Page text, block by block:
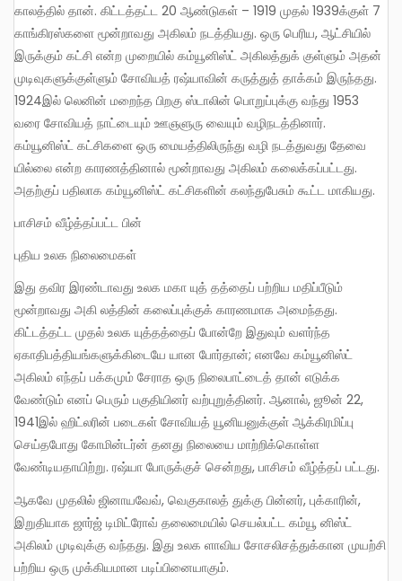
காலத்தில் தான். கிட்டத்தட்ட 20 ஆண்டுகள் – 1919 முதல் 1939க்குள் 7
காங்கிரஸ்களை மூன்றாவது அகிலம் நடத்தியது. ஒரு பெரிய, ஆட்சியில்
இருக்கும் கட்சி என்ற முறையில் கம்யூனிஸ்ட் அகிலத்துக் குள்ளும் அதன்
முடிவுகளுக்குள்ளும் சோவியத் ரஷ்யாவின் கருத்துத் தாக்கம் இருந்தது.
1924இல் லெனின் மறைந்த பிறகு ஸ்டாலின் பொறுப்புக்கு வந்து 1953
வரை சோவியத் நாட்டையும் ஊஞளுரு வையும் வழிநடத்தினார்.
கம்யூனிஸ்ட் கட்சிகளை ஒரு மையத்திலிருந்து வழி நடத்துவது தேவை
யில்லை என்ற காரணத்தினால் மூன்றாவது அகிலம் கலைக்கப்பட்டது.
அதற்குப் பதிலாக கம்யூனிஸ்ட் கட்சிகளின் கலந்துபேசும் கூட்ட மாகியது.
பாசிசம் வீழ்த்தப்பட்ட பின்
புதிய உலக நிலைமைகள்
இது தவிர இரண்டாவது உலக மகா யுத் தத்தைப் பற்றிய மதிப்பீடும்
மூன்றாவது அகி லத்தின் கலைப்புக்குக் காரணமாக அமைந்தது.
கிட்டத்தட்ட முதல் உலக யுத்தத்தைப் போன்றே இதுவும் வளர்ந்த
ஏகாதிபத்தியங்களுக்கிடையே யான போர்தான்; எனவே கம்யூனிஸ்ட்
அகிலம் எந்தப் பக்கமும் சேராத ஒரு நிலைபாட்டைத் தான் எடுக்க
வேண்டும் எனப் பெரும் பகுதியினர் வற்புறுத்தினர். ஆனால், ஜூன் 22,
1941இல் ஹிட்லரின் படைகள் சோவியத் யூனியனுக்குள் ஆக்கிரமிப்பு
செய்தபோது கோமின்டர்ன் தனது நிலையை மாற்றிக்கொள்ள
வேண்டியதாயிற்று. ரஷ்யா போருக்குச் சென்றது, பாசிசம் வீழ்த்தப் பட்டது.
ஆகவே முதலில் ஜினாயவேவ், வெகுகாலத் துக்கு பின்னர், புக்காரின்,
இறுதியாக ஜார்ஜ் டிமிட்ரோவ் தலைமையில் செயல்பட்ட கம்யூ னிஸ்ட்
அகிலம் முடிவுக்கு வந்தது. இது உலக ளாவிய சோசலிசத்துக்கான முயற்சி
பற்றிய ஒரு முக்கியமான படிப்பினையாகும்.